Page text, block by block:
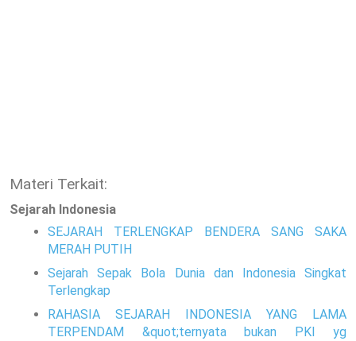
Materi Terkait:
Sejarah Indonesia
SEJARAH TERLENGKAP BENDERA SANG SAKA
MERAH PUTIH
Sejarah Sepak Bola Dunia dan Indonesia Singkat
Terlengkap
RAHASIA SEJARAH INDONESIA YANG LAMA
TERPENDAM &quot;ternyata bukan PKI yg